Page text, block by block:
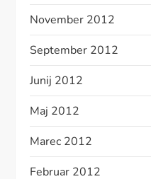
November 2012
September 2012
Junij 2012
Maj 2012
Marec 2012
Februar 2012